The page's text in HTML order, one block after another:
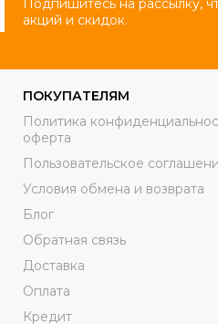
акций и скидок.
ПОКУПАТЕЛЯМ
Политика
оферта
Пользовательское
Условия обмена и возврата
Блог
Обратная связь
Доставка
Оплата
Кредит